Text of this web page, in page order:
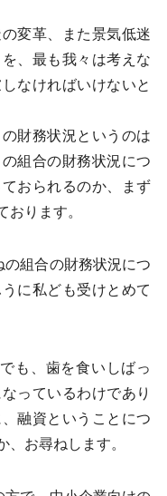
変革、また景気低迷
、最も我々は考えな
なければいけないと
財務状況というのは
組合の財務状況につ
おられるのか、まず
おります。
組合の財務状況につ
に私ども受けとめて
も、歯を食いしばっ
っているわけであり
融資ということにつ
、お尋ねします。